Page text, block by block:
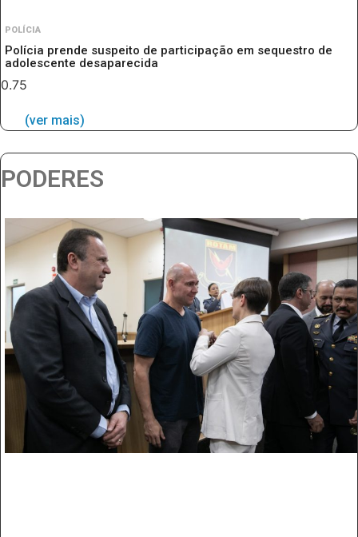
POLÍCIA
Polícia prende suspeito de participação em sequestro de
adolescente desaparecida
(ver mais)
PODERES